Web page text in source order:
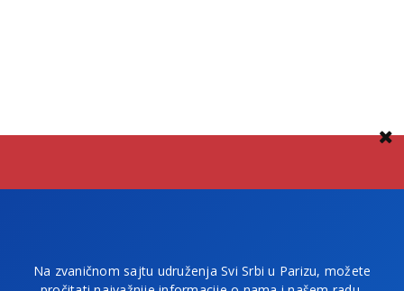
Na zvaničnom sajtu udruženja Svi Srbi u Parizu, možete